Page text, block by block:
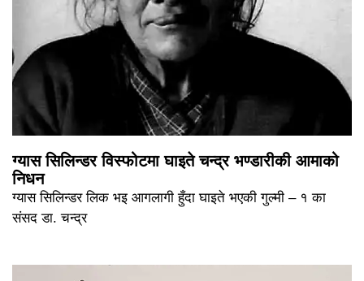
ग्यास सिलिन्डर विस्फोटमा घाइते चन्द्र भण्डारीकी आमाको
निधन
ग्यास सिलिन्डर लिक भइ आगलागी हुँदा घाइते भएकी गुल्मी – १ का
संसद डा. चन्द्र